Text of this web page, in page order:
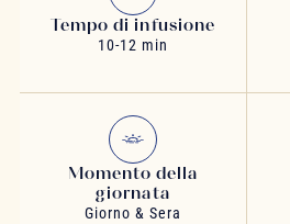
Tempo di infusione
10-12 min
Momento della
giornata
Giorno & Sera